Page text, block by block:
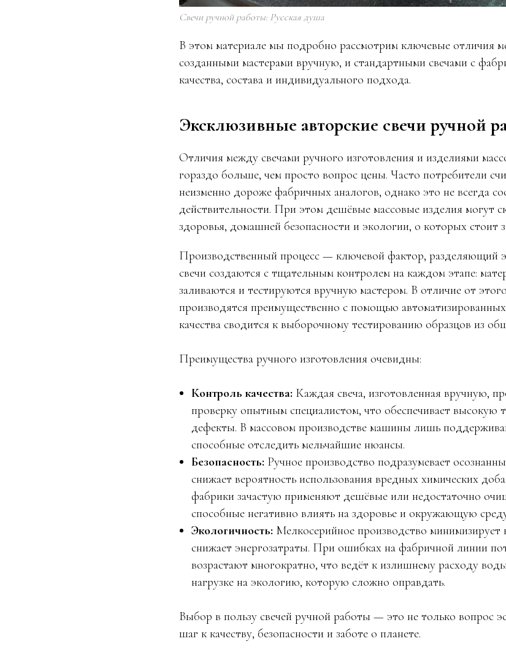
Свечи ручной работы: Русская душа
В этом материале мы подробно рассмотрим ключевые отличия
созданными мастерами вручную, и стандартными свечами с
качества, состава и индивидуального подхода.
Эксклюзивные авторские свечи ручной
Отличия между свечами ручного изготовления и изделиями
гораздо больше, чем просто вопрос цены. Часто потребители
неизменно дороже фабричных аналогов, однако это не всегда
действительности. При этом дешёвые массовые изделия могут
здоровья, домашней безопасности и экологии, о которых стоит
Производственный процесс — ключевой фактор, разделяющий
свечи создаются с тщательным контролем на каждом этапе:
заливаются и тестируются вручную мастером. В отличие от
производятся преимущественно с помощью
качества сводится к выборочному тестированию образцов из
Преимущества ручного изготовления очевидны:
Контроль качества: Каждая свеча, изготовленная вручную,
проверку опытным специалистом, что обеспечивает высокую
дефекты. В массовом производстве машины лишь
способные отследить мельчайшие нюансы.
Безопасность: Ручное производство подразумевает
снижает вероятность использования вредных химических
фабрики зачастую применяют дешёвые или недостаточно
способные негативно влиять на здоровье и окружающую
Экологичность: Мелкосерийное производство минимизирует
снижает энергозатраты. При ошибках на фабричной линии
возрастают многократно, что ведёт к излишнему расходу
нагрузке на экологию, которую сложно оправдать.
Выбор в пользу свечей ручной работы — это не только вопрос
шаг к качеству, безопасности и заботе о планете.